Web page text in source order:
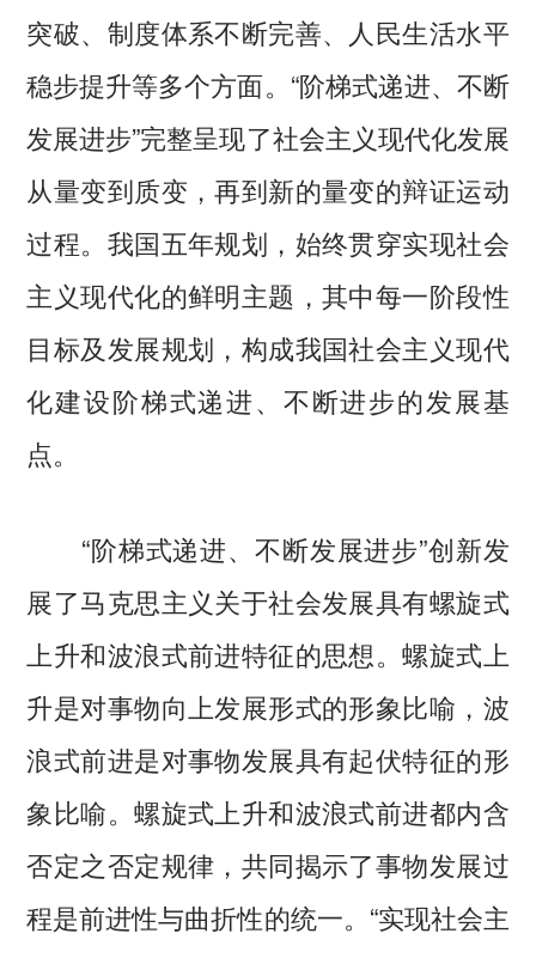
突破、制度体系不断完善、人民生活水平
稳步提升等多个方面。“阶梯式递进、不断
发展进步”完整呈现了社会主义现代化发展
从量变到质变，再到新的量变的辩证运动
过程。我国五年规划，始终贯穿实现社会
主义现代化的鲜明主题，其中每一阶段性
目标及发展规划，构成我国社会主义现代
化建设阶梯式递进、不断进步的发展基
点。
“阶梯式递进、不断发展进步”创新发
展了马克思主义关于社会发展具有螺旋式
上升和波浪式前进特征的思想。螺旋式上
升是对事物向上发展形式的形象比喻，波
浪式前进是对事物发展具有起伏特征的形
象比喻。螺旋式上升和波浪式前进都内含
否定之否定规律，共同揭示了事物发展过
程是前进性与曲折性的统一。“实现社会主